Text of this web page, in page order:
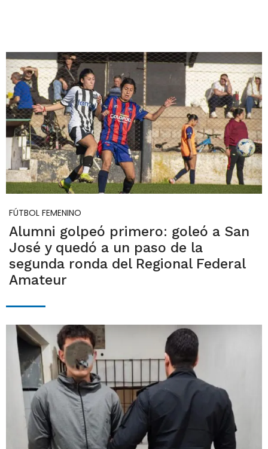
FÚTBOL FEMENINO
Alumni golpeó primero: goleó a San
José y quedó a un paso de la
segunda ronda del Regional Federal
Amateur